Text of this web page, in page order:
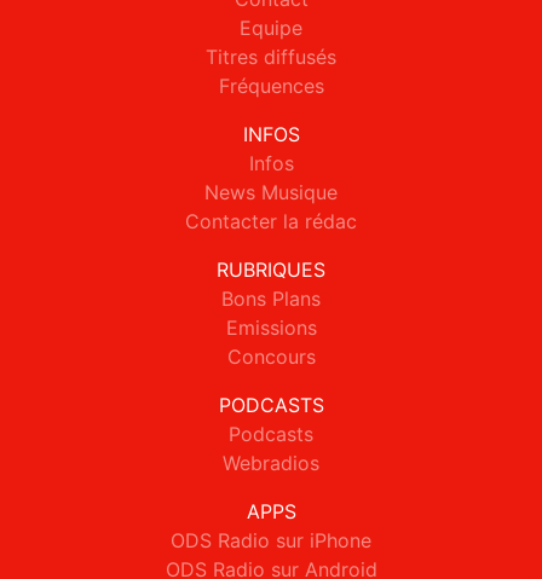
Equipe
Titres diffusés
Fréquences
INFOS
Infos
News Musique
Contacter la rédac
RUBRIQUES
Bons Plans
Emissions
Concours
PODCASTS
Podcasts
Webradios
APPS
ODS Radio sur iPhone
ODS Radio sur Android